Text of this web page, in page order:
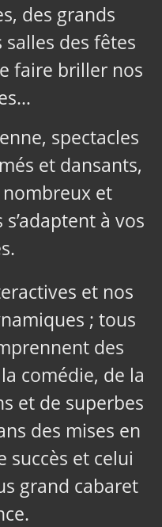
des grands
des fêtes
faire briller nos
spectacles
et dansants,
et
à vos
et nos
; tous
des
comédie, de la
et de superbes
des mises en
succès et celui
grand cabaret